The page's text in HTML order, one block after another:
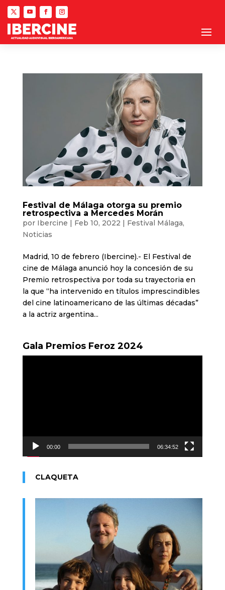
Festival de Málaga otorga su premio
retrospectiva a Mercedes Morán
por Ibercine | Feb 10, 2022 | Festival Málaga,
Noticias
Madrid, 10 de febrero (Ibercine).- El Festival de
cine de Málaga anunció hoy la concesión de su
Premio retrospectiva por toda su trayectoria en
la que “ha intervenido en títulos imprescindibles
del cine latinoamericano de las últimas décadas”
a la actriz argentina...
Gala Premios Feroz 2024
00:00 06:34:52
CLAQUETA